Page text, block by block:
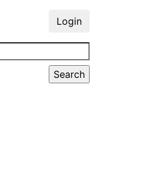
Login